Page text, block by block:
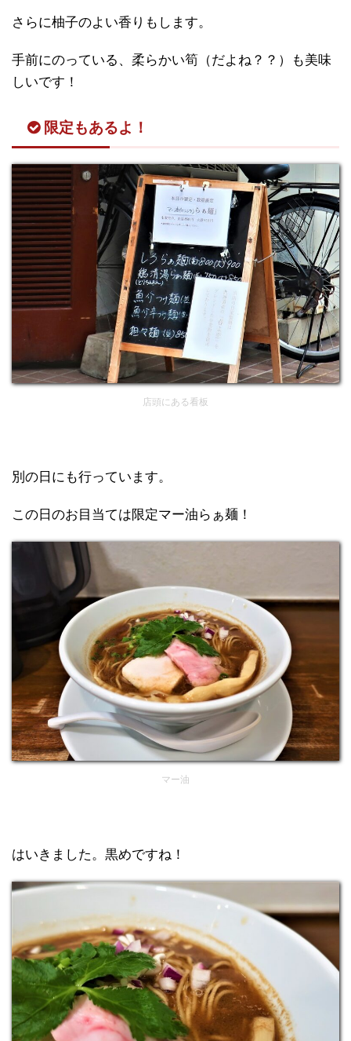
さらに柚子のよい香りもします。
手前にのっている、柔らかい筍（だよね？？）も美味
しいです！
限定もあるよ！
店頭にある看板
別の日にも行っています。
この日のお目当ては限定マー油らぁ麺！
マー油
はいきました。黒めですね！